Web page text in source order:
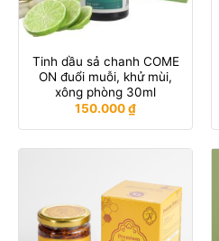
Tinh dầu sả chanh COME
ON đuổi muỗi, khử mùi,
xông phòng 30ml
150.000₫